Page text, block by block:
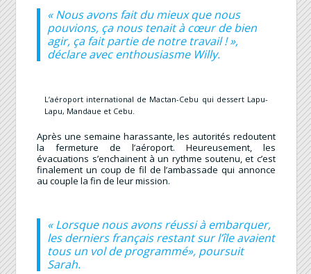
« Nous avons fait du mieux que nous
pouvions, ça nous tenait à cœur de bien
agir, ça fait partie de notre travail ! »,
déclare avec enthousiasme Willy.
L’aéroport international de Mactan-Cebu qui dessert Lapu-
Lapu, Mandaue et Cebu.
Après une semaine harassante, les autorités redoutent
la fermeture de l’aéroport. Heureusement, les
évacuations s’enchainent à un rythme soutenu, et c’est
finalement un coup de fil de l’ambassade qui annonce
au couple la fin de leur mission.
« Lorsque nous avons réussi à embarquer,
les derniers français restant sur l’île avaient
tous un vol de programmé», poursuit
Sarah.